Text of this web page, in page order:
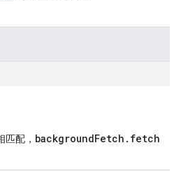
匹配， backgroundFetch.fetch